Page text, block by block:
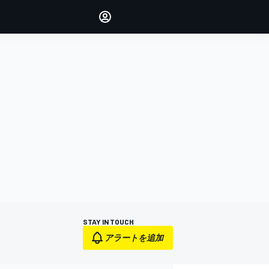
STAY IN TOUCH
アラートを追加